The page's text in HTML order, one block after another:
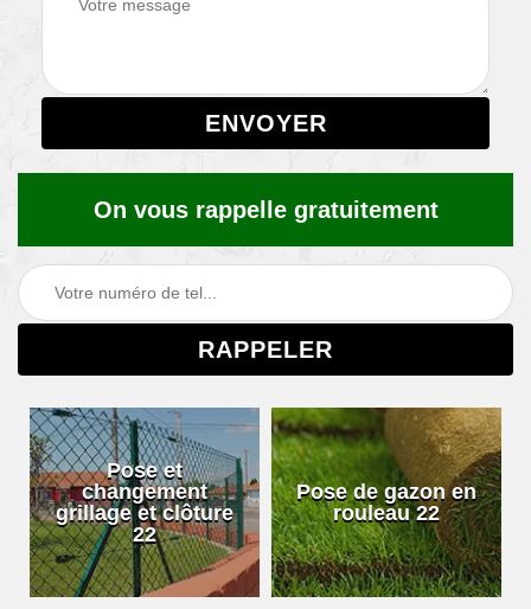
On vous rappelle gratuitement
Pose et
changement
grillage et clôture
22
Pose de gazon en
rouleau 22